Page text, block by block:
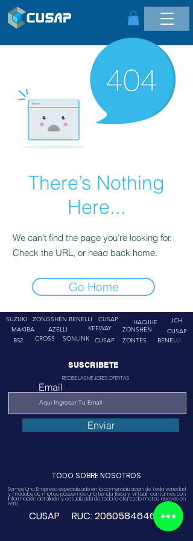
There’s Nothing
Here...
We can’t find the page you’re looking for.
Check the URL, or head back home.
Go Home
SUZUKI
ZONGSHEN
MAKIBA
AZELLI
BENELLI
CUSAP
KEEWAY
B52
CROSS SONLINK CUSAP
HAOJUE
JCH
ZONSHEN
ZONTES
CUSAP
BENELLI
SUSCRIBETE
RECIBE LAS MEJORES OFERTAS
Email
Enviar
TODO SOBRE NOSOTROS
Somos Una Empresa especializado en la comercialización de toda variedad
y modelos de motos, poseemos una tienda física y virtual. contamos con
información detallada y actualizada de toda la oferta de motos nuevas en
Perú.
CUSAP RUC:20605846468